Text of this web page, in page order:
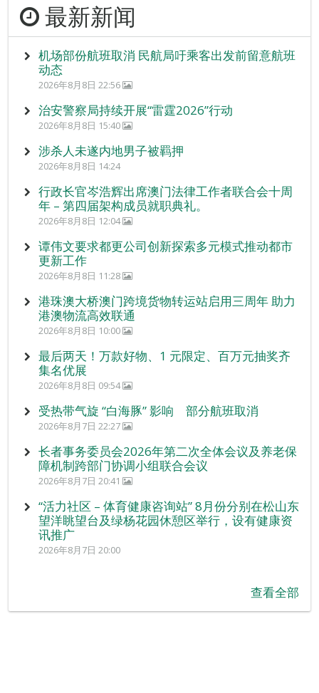
最新新闻
机场部份航班取消 民航局吁乘客出发前留意航班
动态
2026年8月8日 22:56
治安警察局持续开展“雷霆2026”行动
2026年8月8日 15:40
涉杀人未遂内地男子被羁押
2026年8月8日 14:24
行政长官岑浩辉出席澳门法律工作者联合会十周
年 – 第四届架构成员就职典礼。
2026年8月8日 12:04
谭伟文要求都更公司创新探索多元模式推动都市
更新工作
2026年8月8日 11:28
港珠澳大桥澳门跨境货物转运站启用三周年 助力
港澳物流高效联通
2026年8月8日 10:00
最后两天！万款好物、1 元限定、百万元抽奖齐
集名优展
2026年8月8日 09:54
受热带气旋 “白海豚” 影响 部分航班取消
2026年8月7日 22:27
长者事务委员会2026年第二次全体会议及养老保
障机制跨部门协调小组联合会议
2026年8月7日 20:41
“活力社区 – 体育健康咨询站” 8月份分别在松山东
望洋眺望台及绿杨花园休憩区举行，设有健康资
讯推广
2026年8月7日 20:00
查看全部